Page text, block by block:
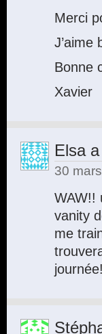
Merci
J’aime
Bonne
Xavier
Elsaa
30
WAW!!
vanity
me
journée!